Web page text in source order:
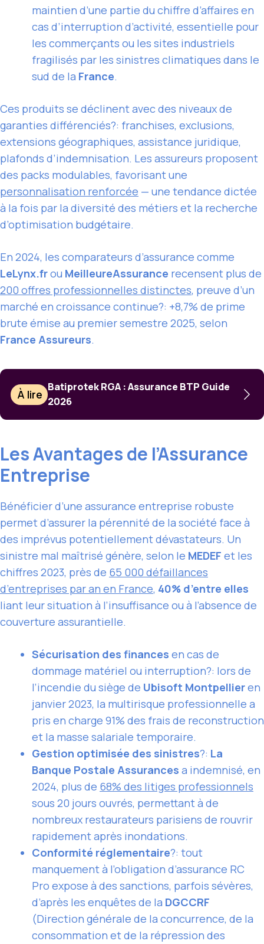
maintien d’une partie du chiffre d’affaires en
cas d’interruption d’activité, essentielle pour
les commerçants ou les sites industriels
fragilisés par les sinistres climatiques dans le
sud de la France.
Ces produits se déclinent avec des niveaux de
garanties différenciés?: franchises, exclusions,
extensions géographiques, assistance juridique,
plafonds d’indemnisation. Les assureurs proposent
des packs modulables, favorisant une
personnalisation renforcée — une tendance dictée
à la fois par la diversité des métiers et la recherche
d’optimisation budgétaire.
En 2024, les comparateurs d’assurance comme
LeLynx.frou MeilleureAssurance recensent plus de
200 offres professionnelles distinctes, preuve d’un
marché en croissance continue?: +8,7% de prime
brute émise au premier semestre 2025, selon
France Assureurs.
À lire
Batiprotek RGA : Assurance BTP Guide
2026
Les Avantages de l’Assurance
Entreprise
Bénéficier d’une assurance entreprise robuste
permet d’assurer la pérennité de la société face à
des imprévus potentiellement dévastateurs. Un
sinistre mal maîtrisé génère, selon le MEDEF et les
chiffres 2023, près de 65 000 défaillances
d’entreprises par an en France, 40% d’entre elles
liant leur situation à l’insuffisance ou à l’absence de
couverture assurantielle.
Sécurisation des finances en cas de
dommage matériel ou interruption?: lors de
l’incendie du siège de Ubisoft Montpellieren
janvier 2023, la multirisque professionnelle a
pris en charge 91% des frais de reconstruction
et la masse salariale temporaire.
Gestion optimisée des sinistres?: La
Banque Postale Assurances a indemnisé, en
2024, plus de 68% des litiges professionnels
sous 20 jours ouvrés, permettant à de
nombreux restaurateurs parisiens de rouvrir
rapidement après inondations.
Conformité réglementaire?: tout
manquement à l’obligation d’assurance RC
Pro expose à des sanctions, parfois sévères,
d’après les enquêtes de la DGCCRF
(Direction générale de la concurrence, de la
consommation et de la répression des